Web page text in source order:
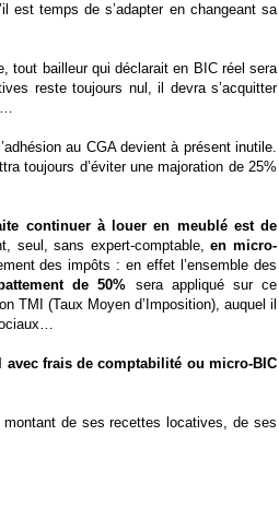
est temps de s’adapter en changeant sa
tout bailleur qui déclarait en BIC réel sera
reste toujours nul, il devra s’acquitter
au CGA devient à présent inutile.
toujours d’éviter une majoration de 25%
continuer à louer en meublé est de
seul, sans expert-comptable,en micro-
des impôts : en effet l’ensemble des
de 50% sera appliqué sur ce
TMI (Taux Moyen d’Imposition), auquel il
frais de comptabilité ou micro-BIC
de ses recettes locatives, de ses